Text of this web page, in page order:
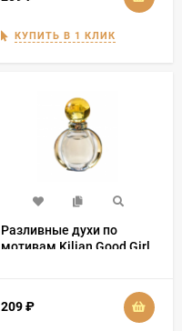
КУПИТЬ В 1 КЛИК
Разливные духи по
мотивам Kilian Good Girl
209₽